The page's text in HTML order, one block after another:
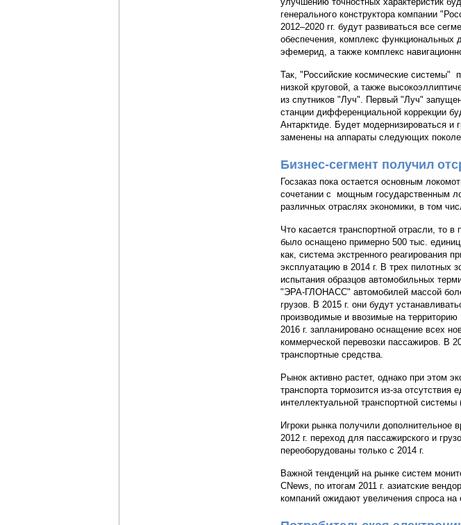
генерального конструктора компании
2012–2020 гг. будут развиваться все
обеспечения, комплекс функциональных
эфемерид, а также комплекс
Так, "Российские космические системы"
низкой круговой, а также
из спутников "Луч". Первый "Луч"
станции дифференциальной коррекции
Антарктиде. Будет модернизироваться и
заменены на аппараты следующих
Бизнес-сегмент получил
Госзаказ пока остается основным
сочетании с мощным государственным
различных отраслях экономики, в том
Что касается транспортной отрасли, то
было оснащено примерно 500 тыс. единиц
как, система экстренного
эксплуатацию в 2014 г. В трех пилотных
испытания образцов автомобильных
"ЭРА-ГЛОНАСС" автомобилей массой
грузов. В 2015 г. они будут
производимые и ввозимые на
2016 г. запланировано оснащение всех
коммерческой перевозки пассажиров. В
транспортные средства.
Рынок активно растет, однако при этом
транспорта тормозится из-за
интеллектуальной транспортной
Игроки рынка получили
2012 г. переход для пассажирского и
переоборудованы только с 2014 г.
Важной тенденций на рынке систем
CNews, по итогам 2011 г. азиатские
компаний ожидают увеличения спроса